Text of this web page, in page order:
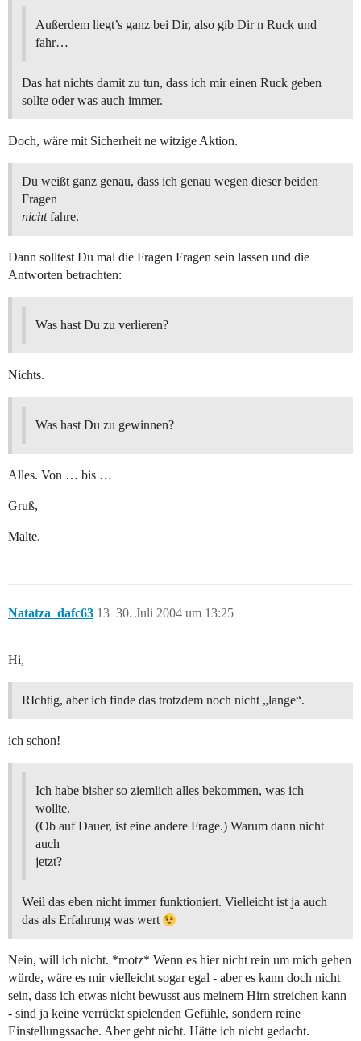
Außerdem liegt’s ganz bei Dir, also gib Dir n Ruck und
fahr…
Das hat nichts damit zu tun, dass ich mir einen Ruck geben
sollte oder was auch immer.
Doch, wäre mit Sicherheit ne witzige Aktion.
Du weißt ganz genau, dass ich genau wegen dieser beiden
Fragen
nichtfahre.
Dann solltest Du mal die Fragen Fragen sein lassen und die
Antworten betrachten:
Was hast Du zu verlieren?
Nichts.
Was hast Du zu gewinnen?
Alles. Von … bis …
Gruß,
Malte.
Natatza_dafc63 30. Juli 2004 um 13:25
13
Hi,
RIchtig, aber ich finde das trotzdem noch nicht „lange“.
ich schon!
Ich habe bisher so ziemlich alles bekommen, was ich
wollte.
(Ob auf Dauer, ist eine andere Frage.) Warum dann nicht
auch
jetzt?
Weil das eben nicht immer funktioniert. Vielleicht ist ja auch
das als Erfahrung was wert
Nein, will ich nicht. *motz* Wenn es hier nicht rein um mich gehen
würde, wäre es mir vielleicht sogar egal - aber es kann doch nicht
sein, dass ich etwas nicht bewusst aus meinem Hirn streichen kann
- sind ja keine verrückt spielenden Gefühle, sondern reine
Einstellungssache. Aber geht nicht. Hätte ich nicht gedacht.